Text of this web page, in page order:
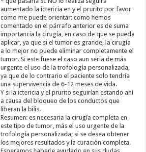
aumentado la ictericia en y el prurito por favor
como me puede orientar: como hemos
comentado en el párrafo anterior es de suma
importancia la cirugía, en caso de que se pueda
aplicar, ya que si el tumor es grande, la cirugía
a lo mejor no puede eliminar completamente el
tumor. Si este fuese el caso aun seria de más
urgente el uso de la trofología personalizada,
ya que de lo contrario el paciente solo tendría
una supervivencia de 6-12 meses de vida.
Y si la ictericia y el prurito seguirían estando ahí
a causa del bloqueo de los conductos que
liberan la bilis.
Resumen: es necesaria la cirugía completa en
este tipo de tumor, más el uso urgente de la
trofología personalizada; si se desea obtener
los mejores resultados y la curación completa.